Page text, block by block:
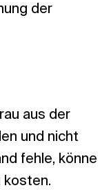
der
aus der
und nicht
fehle, könne
kosten.